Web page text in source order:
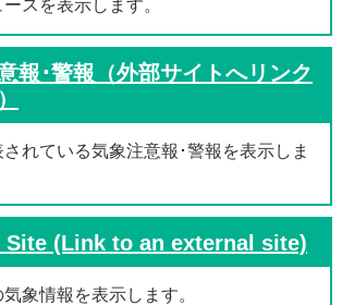
スを表示します。
報･警報（外部サイトへリンク
れている気象注意報･警報を表示しま
Site (Link to an external site)
象情報を表示します。